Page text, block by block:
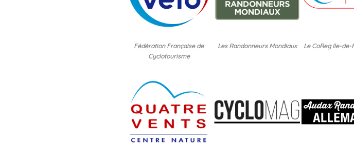
Fédération Française de
Cyclotourisme
Les Randonneurs Mondiaux Le CoReg Ile-de-